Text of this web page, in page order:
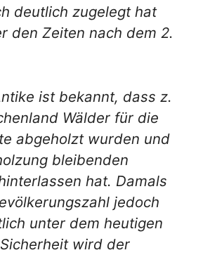
deutlich zugelegt hat
den Zeiten nach dem 2.
ist bekannt, dass z.
Wälder für die
abgeholzt wurden und
bleibenden
hat. Damals
jedoch
unter dem heutigen
wird der